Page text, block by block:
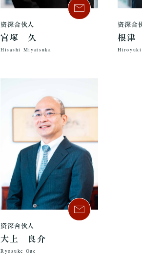
资深合伙人
宫塚 久
Hisashi Miyatsuka
资深合
根津
Hiroyuki
资深合伙人
大上 良介
Ryosuke Oue